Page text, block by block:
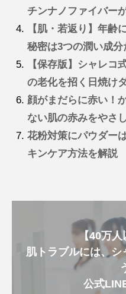
チンナノファイバー
【肌・若返り】年齢
秘密は3つの潤い成分
【保存版】シャレコ
の老化を招く日焼け
顔がまだらに赤い！
ない肌の赤みをやさ
花粉対策にパウダー
キンケア方法を解説
【40万人
肌トラブルには、
公式